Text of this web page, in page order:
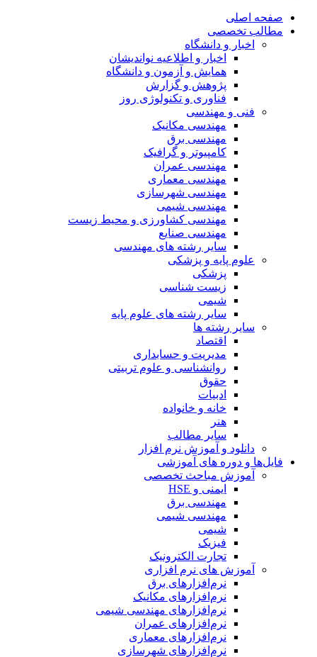
صفحه اصلی
مطالب تخصصی
اخبار و دانشگاه
اخبار و اطلاعیه نواندیشان
همایش و آزمون و دانشگاه
پژوهش و گزارش
فناوری و تکنولوژی روز
فنی و مهندسی
مهندسی مکانیک
مهندسی برق
کامپیوتر و گرافیک
مهندسی عمران
مهندسی معماری
مهندسی شهرسازی
مهندسی شیمی
مهندسی کشاورزی و محیط زیست
مهندسی صنایع
سایر رشته های مهندسی
علوم پایه و پزشکی
پزشکی
زیست شناسی
شیمی
سایر رشته های علوم پایه
سایر رشته ها
اقتصاد
مدیریت و حسابداری
روانشناسی و علوم تربیتی
حقوق
ادبیات
خانه و خانواده
هنر
سایر مطالب
دانلود و آموزش نرم افزار
فایل‌ها و دوره های آموزشی
آموزش مباحث تخصصی
ایمنی و HSE
مهندسی برق
مهندسی شیمی
شیمی
فیزیک
تجارت الکترونیک
آموزش های نرم افزاری
نرم‌افزارهای برق
نرم‌افزارهای مکانیک
نرم‌افزارهای مهندسی شیمی
نرم‌افزارهای عمران
نرم‌افزارهای معماری
نرم‌افزارهای شهرسازی